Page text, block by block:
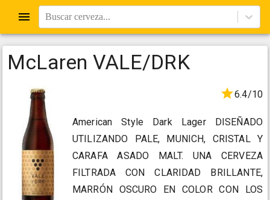
Buscar cerveza...
McLaren VALE/DRK
6.4/10
American Style Dark Lager DISEÑADO
UTILIZANDO PALE, MUNICH, CRISTAL Y
CARAFA ASADO MALT. UNA CERVEZA
FILTRADA CON CLARIDAD BRILLANTE,
MARRÓN OSCURO EN COLOR CON LOS